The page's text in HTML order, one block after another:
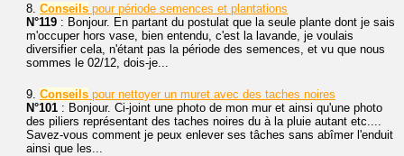
8. Conseils pour période semences et plantations
N°119 : Bonjour. En partant du postulat que la seule plante dont je sais
m'occuper hors vase, bien entendu, c'est la lavande, je voulais
diversifier cela, n'étant pas la période des semences, et vu que nous
sommes le 02/12, dois-je...
9. Conseils pour nettoyer un muret avec des taches noires
N°101 : Bonjour. Ci-joint une photo de mon mur et ainsi qu'une photo
des piliers représentant des taches noires du à la pluie autant etc....
Savez-vous comment je peux enlever ses tâches sans abîmer l'enduit
ainsi que les...